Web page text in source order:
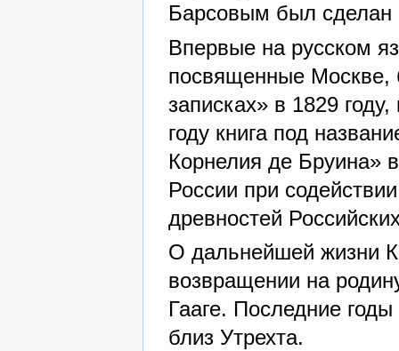
Барсовым был сделан
Впервые на русском
посвященные Москве,
записках» в 1829
году книга под
Корнелия де Бруина»
России при
древностей
О дальнейшей жизни
возвращении на
Гааге. Последние
близ Утрехта.